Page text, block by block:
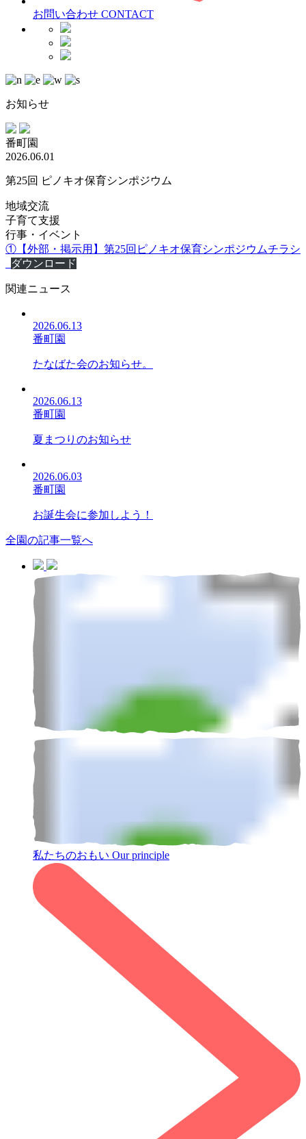
お問い合わせ CONTACT
お知らせ
番町園
2026.06.01
第25回 ピノキオ保育シンポジウム
地域交流
子育て支援
行事・イベント
①【外部・掲示用】第25回ピノキオ保育シンポジウムチラシ
ダウンロード
関連ニュース
2026.06.13
番町園
たなばた会のお知らせ。
2026.06.13
番町園
夏まつりのお知らせ
2026.06.03
番町園
お誕生会に参加しよう！
全園の記事一覧へ
私たちのおもい Our principle